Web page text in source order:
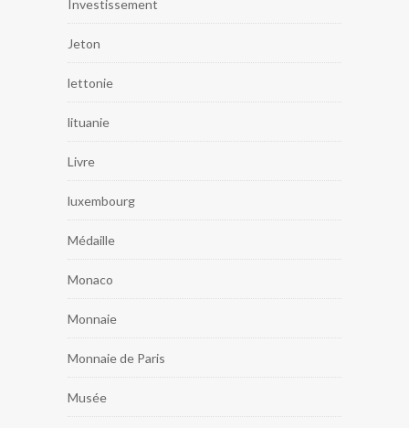
Investissement
Jeton
lettonie
lituanie
Livre
luxembourg
Médaille
Monaco
Monnaie
Monnaie de Paris
Musée